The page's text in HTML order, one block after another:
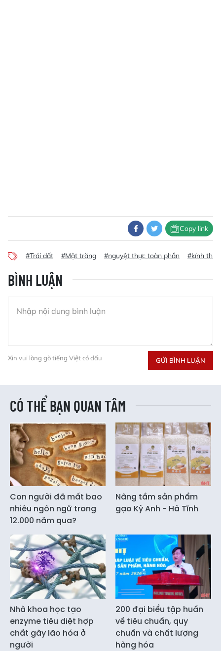
Copy link
#Trái đất #Mặt trăng #nguyệt thực toàn phần #kính
BÌNH LUẬN
Xin vui lòng gõ tiếng Việt có dấu GỬI BÌNH LUẬN
CÓ THỂ BẠN QUAN TÂM
Con người đã mất bao
nhiêu ngôn ngữ trong
12.000 năm qua?
Nâng tầm sản phẩm
gạo Kỳ Anh - Hà Tĩnh
Nhà khoa học tạo
enzyme tiêu diệt hợp
chất gây lão hóa ở
người
200 đại biểu tập huấn
về tiêu chuẩn, quy
chuẩn và chất lượng
hàng hóa